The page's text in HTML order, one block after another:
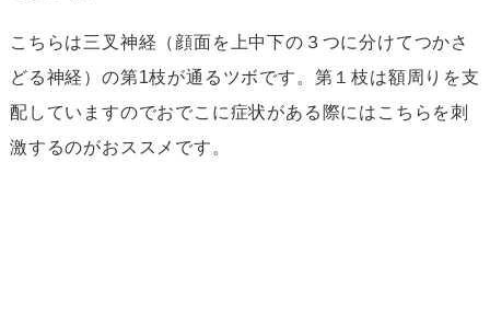
こちらは三叉神経（顔面を上中下の３つに分けてつかさ
どる神経）の第1枝が通るツボです。第１枝は額周りを支
配していますのでおでこに症状がある際にはこちらを刺
激するのがおススメです。